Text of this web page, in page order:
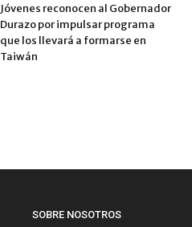
Jóvenes reconocen al Gobernador
Durazo por impulsar programa
que los llevará a formarse en
Taiwán
SOBRE NOSOTROS